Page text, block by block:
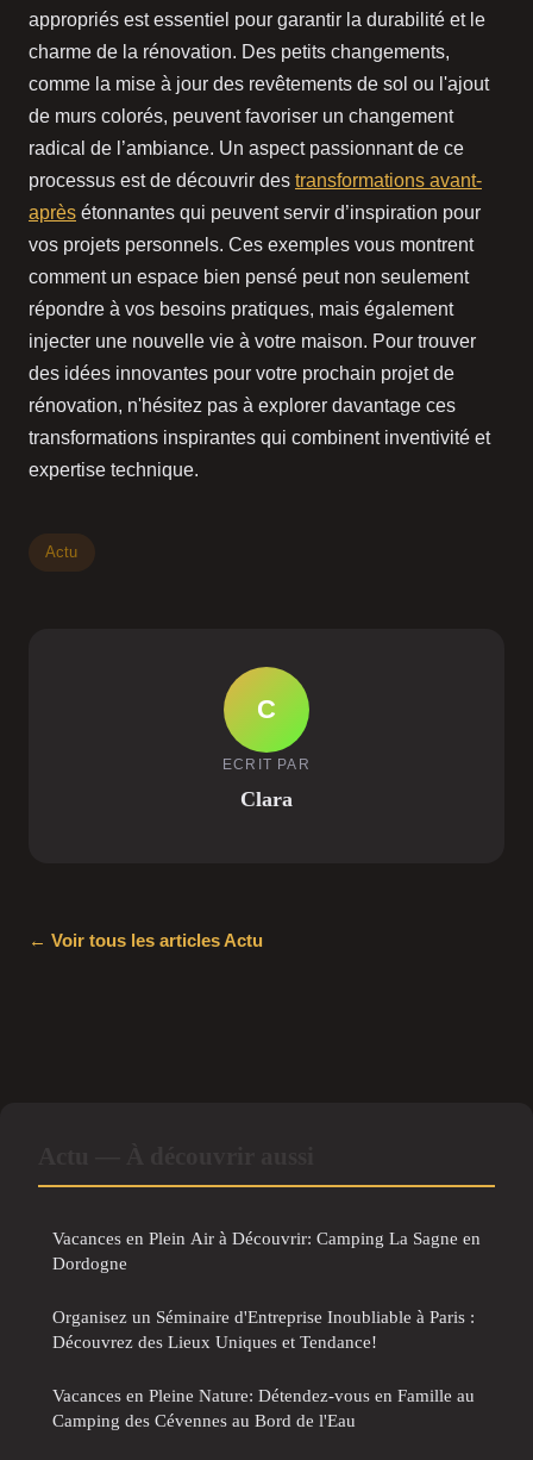
appropriés est essentiel pour garantir la durabilité et le
charme de la rénovation. Des petits changements,
comme la mise à jour des revêtements de sol ou l'ajout
de murs colorés, peuvent favoriser un changement
radical de l’ambiance. Un aspect passionnant de ce
processus est de découvrir des transformations avant-
après étonnantes qui peuvent servir d’inspiration pour
vos projets personnels. Ces exemples vous montrent
comment un espace bien pensé peut non seulement
répondre à vos besoins pratiques, mais également
injecter une nouvelle vie à votre maison. Pour trouver
des idées innovantes pour votre prochain projet de
rénovation, n'hésitez pas à explorer davantage ces
transformations inspirantes qui combinent inventivité et
expertise technique.
Actu
C
ECRIT PAR
Clara
← Voir tous les articles Actu
Vacances en Plein Air à Découvrir: Camping La Sagne en
Dordogne
Organisez un Séminaire d'Entreprise Inoubliable à Paris :
Découvrez des Lieux Uniques et Tendance!
Vacances en Pleine Nature: Détendez-vous en Famille au
Camping des Cévennes au Bord de l'Eau